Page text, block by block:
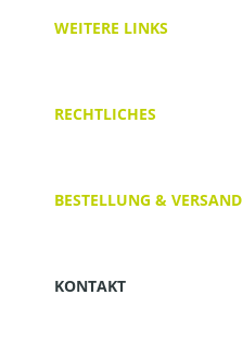
WEITERE LINKS
RECHTLICHES
BESTELLUNG & VERSAND
KONTAKT